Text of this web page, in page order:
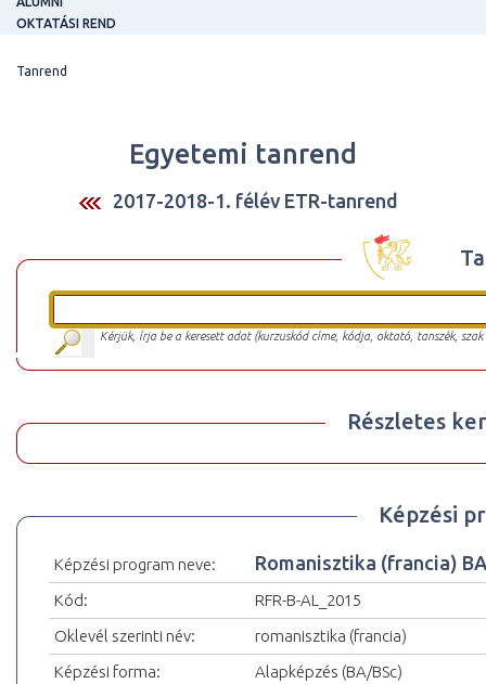
OKTATÁSI REND
Tanrend
Egyetemi tanrend
2017-2018-1. félév ETR-tanrend
Kérjük, írja be a keresett adat (kurzuskód címe, kódja, oktató, tanszék,
Részletes
Képzési
Képzési program neve: Romanisztika (francia)
Kód:
RFR-B-AL_2015
Oklevél szerinti név:
romanisztika (francia)
Képzési forma:
Alapképzés (BA/BSc)